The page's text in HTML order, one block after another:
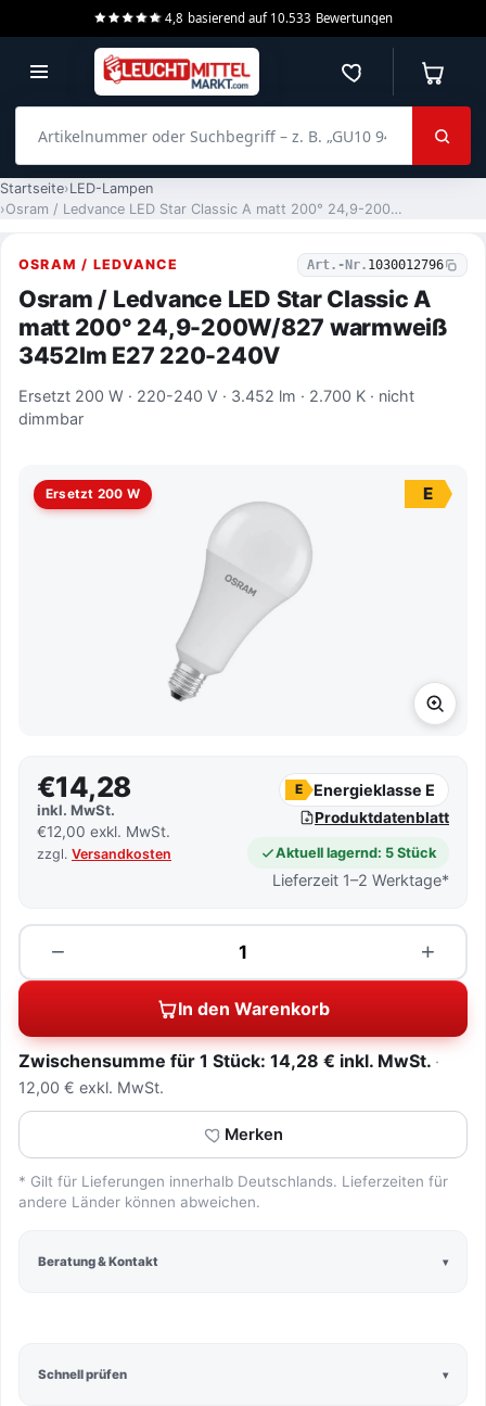
4,8 basierend auf 10.533 Bewertungen
Merkzettel
Startseite LED-Lampen
Osram / Ledvance LED Star Classic A matt 200° 24,9-200W/827 warmweiß 3452lm E27 220-240V
OSRAM / LEDVANCE Art.-Nr. 1030012796
Osram / Ledvance LED Star Classic A
matt 200° 24,9-200W/827 warmweiß
3452lm E27 220-240V
Ersetzt 200 W · 220-240 V · 3.452 lm · 2.700 K · nicht
dimmbar
Ersetzt 200 W E
Schnell prüfen
€14,28
inkl. MwSt.
€12,00 exkl. MwSt.
zzgl. Versandkosten
E Energieklasse E
Produktdatenblatt
Aktuell lagernd: 5 Stück
Lieferzeit 1–2 Werktage*
−
Menge +
In den Warenkorb
Zwischensumme für 1 Stück: 14,28 € inkl. MwSt.
12,00 € exkl. MwSt.
Merken
* Gilt für Lieferungen innerhalb Deutschlands. Lieferzeiten für
andere Länder können abweichen.
Beratung & Kontakt